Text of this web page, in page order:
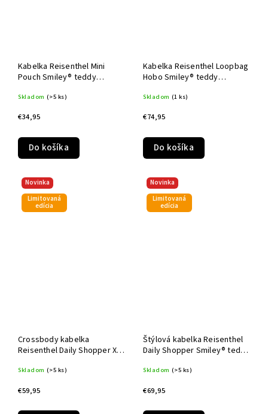
Kabelka Reisenthel Mini
Pouch Smiley® teddy
Skladom (>5 ks)
€34,95
Do košíka
Kabelka Reisenthel Loopbag
Hobo Smiley® teddy
Skladom (1 ks)
€74,95
Do košíka
Novinka
Limitovaná
edícia
Crossbody kabelka
Reisenthel Daily Shopper XS
Skladom (>5 ks)
€59,95
Novinka
Limitovaná
edícia
Štýlová kabelka Reisenthel
Daily Shopper Smiley® teddy
Skladom (>5 ks)
€69,95